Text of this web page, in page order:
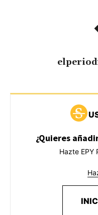
¿Quieres
Hazte EPY